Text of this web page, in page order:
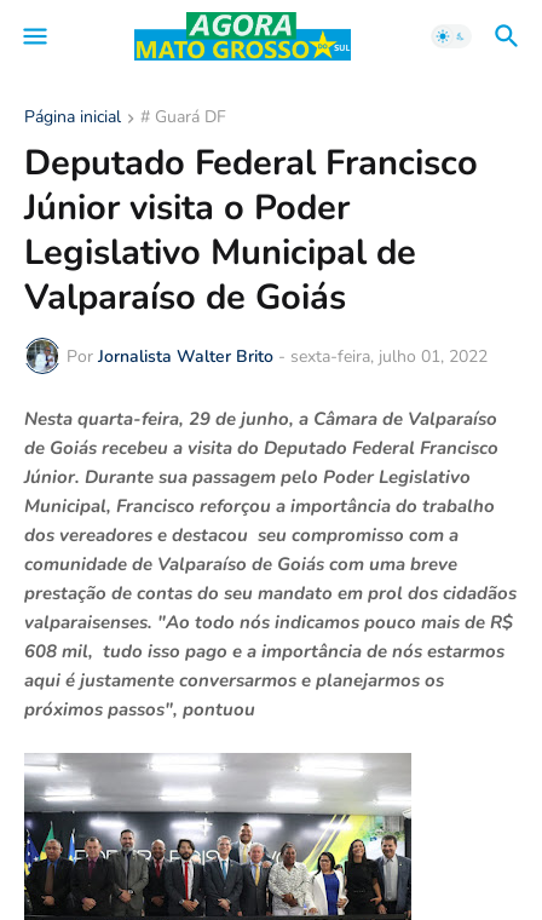
Página inicial # Guará DF
Deputado Federal Francisco
Júnior visita o Poder
Legislativo Municipal de
Valparaíso de Goiás
Por Jornalista Walter Brito - sexta-feira, julho 01, 2022
Nesta quarta-feira, 29 de junho, a Câmara de Valparaíso
de Goiás recebeu a visita do Deputado Federal Francisco
Júnior. Durante sua passagem pelo Poder Legislativo
Municipal, Francisco reforçou a importância do trabalho
dos vereadores e destacou seu compromisso com a
comunidade de Valparaíso de Goiás com uma breve
prestação de contas do seu mandato em prol dos cidadãos
valparaisenses. "Ao todo nós indicamos pouco mais de R$
608 mil, tudo isso pago e a importância de nós estarmos
aqui é justamente conversarmos e planejarmos os
próximos passos", pontuou